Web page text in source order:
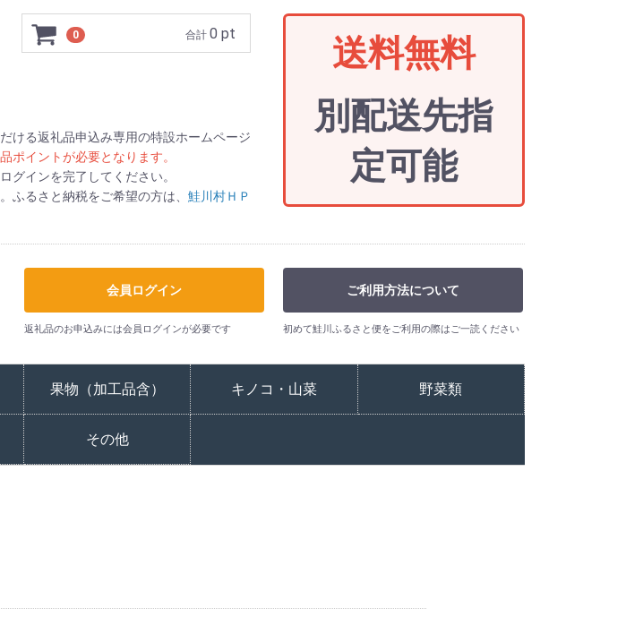
ける返礼品申込み専用の特設ホームページ
ポイントが必要となります。
グインを完了してください。
ふるさと納税をご希望の方は、 鮭川村ＨＰ
0 合計 0 pt
送料無料
別配送先指
定可能
会員ログイン
返礼品のお申込みには会員ログインが必要です
ご利用方法について
初めて鮭川ふるさと便をご利用の際はご一読ください
果物（加工品含）
サクランボ
キノコ・山菜 野菜類
その他